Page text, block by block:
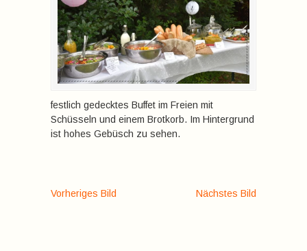
festlich gedecktes Buffet im Freien mit
Schüsseln und einem Brotkorb. Im Hintergrund
ist hohes Gebüsch zu sehen.
Vorheriges Bild Nächstes Bild